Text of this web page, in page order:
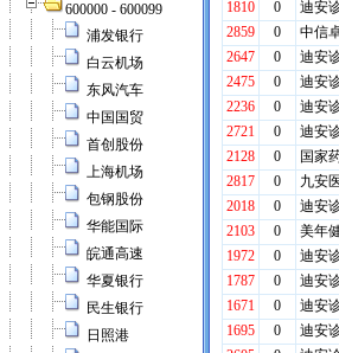
600000 - 600099
浦发银行
白云机场
东风汽车
中国国贸
首创股份
上海机场
包钢股份
华能国际
皖通高速
华夏银行
民生银行
日照港